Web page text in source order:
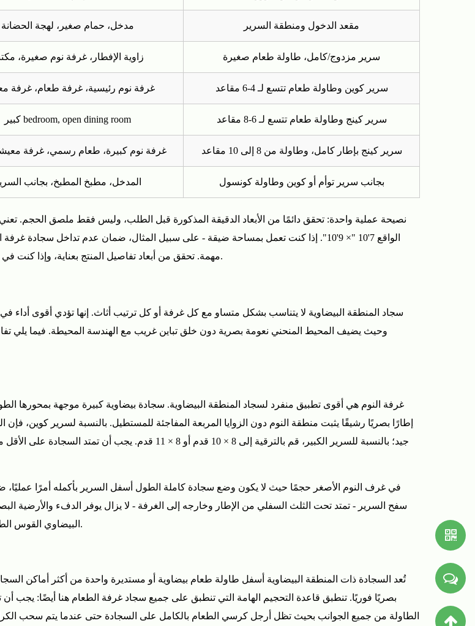
مدخل، حمام صغير، لهجة الحضانة مقعد الدخول ومنطقة السرير
زاوية الإفطار، غرفة نوم صغيرة، سرير مزدوج/كامل، طاولة طعام صغيرة
غرفة نوم رئيسية، غرفة طعام، غرفة سرير كوين وطاولة طعام تتسع لـ 4-6 مقاعد
كبير bedroom, open dining room سرير كينج وطاولة طعام تتسع لـ 6-8 مقاعد
غرفة نوم كبيرة، طعام رسمي، غرفة سرير كينج بإطار كامل، وطاولة من 8 إلى 10 مقاعد
المدخل، مطبخ المطبخ، بجانب بجانب سرير توأم أو كوين وطاولة كونسول
مهمة. تحقق من أبعاد تفاصيل المنتج بعناية، وإذا كنت في شك، استخدم شريط الرسام على الأرض لمعاينة البصمة الفعلية قبل الشراء.
سجاد المنطقة البيضاوية لا يتناسب بشكل متساو مع كل غرفة أو كل ترتيب أثاث. إنها تؤدي أقوى أداء
وحيث يضيف المحيط المنحني نعومة بصرية دون خلق تباين غريب مع الهندسة المحيطة. فيما يلي
غرفة النوم هي أقوى تطبيق منفرد لسجاد المنطقة البيضاوية. سجادة بيضاوية كبيرة موجهة بمحورها
سفح السرير - تمتد تحت الثلث السفلي من الإطار وخارجه إلى الغرفة - لا يزال يوفر الدفء والأرضية
البيضاوي القوس الطبيعي للحركة حول أسفل السرير، مما يجعل هذا الموضع يبدو بديهيًا ومصقولًا.
تُعد السجادة ذات المنطقة البيضاوية أسفل طاولة طعام بيضاوية أو مستديرة واحدة من أكثر أماكن
الطاولة من جميع الجوانب بحيث تظل أرجل كرسي الطعام بالكامل على السجادة حتى عندما يتم سحب